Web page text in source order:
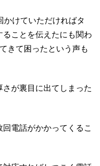
かけていただければタ
ことを伝えたにも関わ
きて困ったという声も
が裏目に出てしまった
電話がかかってくるこ